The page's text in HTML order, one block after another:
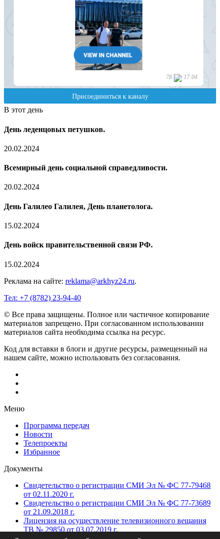
В этот день
День леденцовых петушков.
20.02.2024
Всемирный день социальной справедливости.
20.02.2024
День Галилео Галилея, День планетолога.
15.02.2024
День войск правительственной связи РФ.
15.02.2024
Реклама на сайте: reklama@arkhyz24.ru.
Тел: +7 (8782) 23‑94‑40
© Все права защищены. Полное или частичное копирование
материалов запрещено. При согласованном использовании
материалов сайта необходима ссылка на ресурс.
Код для вставки в блоги и другие ресурсы, размещенный на
нашем сайте, можно использовать без согласования.
Меню
Программа передач
Новости
Телепроекты
Избранное
Документы
Свидетельство о регистрации СМИ Эл № ФС 77-79468
от 02.11.2020 г.
Свидетельство о регистрации СМИ Эл № ФС 77-73689
от 21.09.2018 г.
Лицензия на осуществление телевизионного вещания
ТВ № 29850 от 03.07.2019 г.